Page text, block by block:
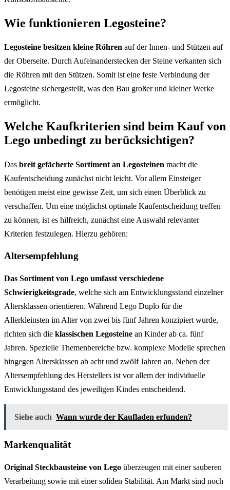
Wie funktionieren Legosteine?
Legosteine besitzen kleine Röhren auf der Innen- und Stützen auf
der Oberseite. Durch Aufeinanderstecken der Steine verkanten sich
die Röhren mit den Stützen. Somit ist eine feste Verbindung der
Legosteine sichergestellt, was den Bau großer und kleiner Werke
ermöglicht.
Welche Kaufkriterien sind beim Kauf von
Lego unbedingt zu berücksichtigen?
Das breit gefächerte Sortiment an Legosteinen macht die
Kaufentscheidung zunächst nicht leicht. Vor allem Einsteiger
benötigen meist eine gewisse Zeit, um sich einen Überblick zu
verschaffen. Um eine möglichst optimale Kaufentscheidung treffen
zu können, ist es hilfreich, zunächst eine Auswahl relevanter
Kriterien festzulegen. Hierzu gehören:
Altersempfehlung
Das Sortiment von Lego umfasst verschiedene
Schwierigkeitsgrade, welche sich am Entwicklungsstand einzelner
Altersklassen orientieren. Während Lego Duplo für die
Allerkleinsten im Alter von zwei bis fünf Jahren konzipiert wurde,
richten sich die klassischen Legosteine an Kinder ab ca. fünf
Jahren. Spezielle Themenbereiche bzw. komplexe Modelle sprechen
hingegen Altersklassen ab acht und zwölf Jahren an. Neben der
Altersempfehlung des Herstellers ist vor allem der individuelle
Entwicklungsstand des jeweiligen Kindes entscheidend.
Siehe auch Wann wurde der Kaufladen erfunden?
Markenqualität
Original Steckbausteine von Lego überzeugen mit einer sauberen
Verarbeitung sowie mit einer soliden Stabilität. Am Markt sind noch